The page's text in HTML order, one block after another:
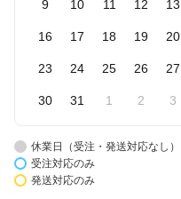
9 10 11 12 13
16 17 18 19 20
23 24 25 26 27
30 31 1 2 3
休業日（受注・発送対応なし）
受注対応のみ
発送対応のみ